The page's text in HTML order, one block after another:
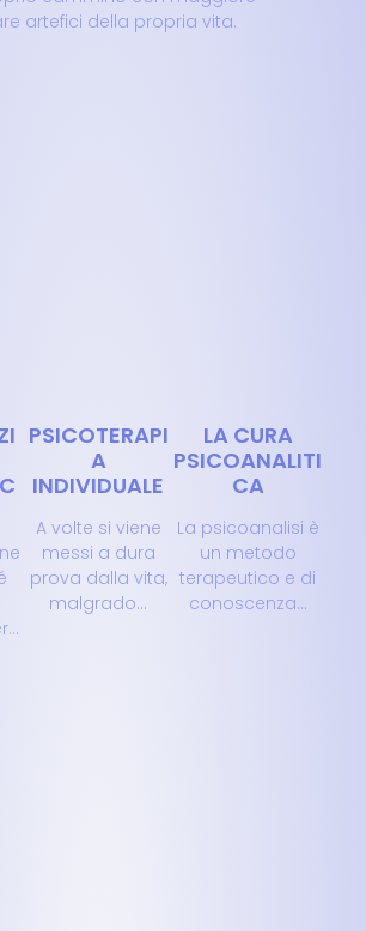
artefici della propria vita.
PSICOTERAPI
A
INDIVIDUALE
A volte si viene
messi a dura
prova dalla vita,
malgrado...
LA CURA
PSICOANALITI
CA
La psicoanalisi è
un metodo
terapeutico e di
conoscenza...